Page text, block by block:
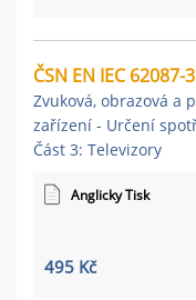
ČSN EN IEC 62087-
Zvuková, obrazová a
zařízení - Určení
Část 3: Televizory
Anglicky Tisk
495 Kč